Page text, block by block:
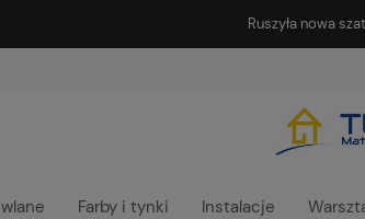
Ruszyła nowa
Farby i tynki Instalacje